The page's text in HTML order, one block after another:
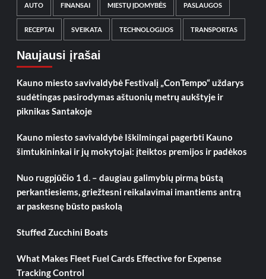
AUTO FINANSAI MIESTŲ ĮDOMYBĖS PASLAUGOS
RECEPTAI SVEIKATA TECHNOLOGIJOS TRANSPORTAS
Naujausi įrašai
Kauno miesto savivaldybė Festivalį „ConTempo“ uždarys
sudėtingas pasirodymas aštuonių metrų aukštyje ir
piknikas Santakoje
Kauno miesto savivaldybė Iškilmingai pagerbti Kauno
šimtukininkai ir jų mokytojai: įteiktos premijos ir padėkos
Nuo rugpjūčio 1 d. – daugiau galimybių pirmą būstą
perkantiesiems, griežtesni reikalavimai imantiems antrą
ar paskesnę būsto paskolą
Stuffed Zucchini Boats
What Makes Fleet Fuel Cards Effective for Expense
Tracking Control